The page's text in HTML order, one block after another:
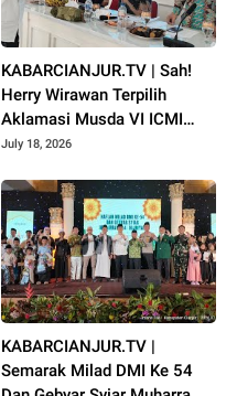
KABARCIANJUR.TV | Sah!
Herry Wirawan Terpilih
Aklamasi Musda VI ICMI
Orda Cianjur
July 18, 2026
KABARCIANJUR.TV |
Semarak Milad DMI Ke 54